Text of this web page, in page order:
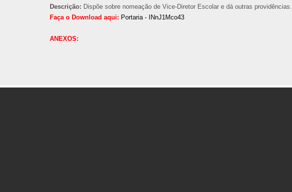
Descrição: Dispõe sobre nomeação de Vice-Diretor Escolar e dá outras providências.
Faça o Download aqui: Portaria - INnJ1Mco43
ANEXOS: